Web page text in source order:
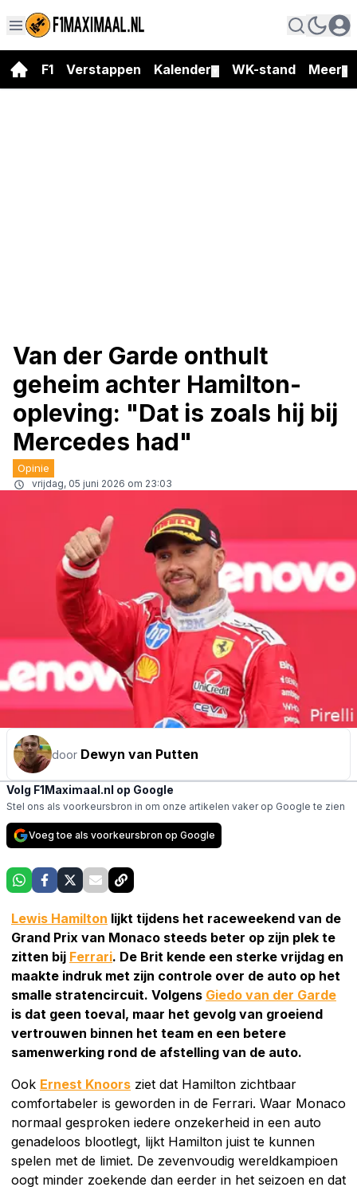
F1 Verstappen Kalender WK-stand Meer
Van der Garde onthult
geheim achter Hamilton-
opleving: "Dat is zoals hij bij
Mercedes had"
Opinie
vrijdag, 05 juni 2026 om 23:03
door Dewyn van Putten
Volg F1Maximaal.nl op Google
Stel ons als voorkeursbron in om onze artikelen vaker op Google te zien
Voeg toe als voorkeursbron op Google
Lewis Hamilton lijkt tijdens het raceweekend van de
Grand Prix van Monaco steeds beter op zijn plek te
zitten bij Ferrari. De Brit kende een sterke vrijdag en
maakte indruk met zijn controle over de auto op het
smalle stratencircuit. Volgens Giedo van der Garde
is dat geen toeval, maar het gevolg van groeiend
vertrouwen binnen het team en een betere
samenwerking rond de afstelling van de auto.
Ook Ernest Knoors ziet dat Hamilton zichtbaar
comfortabeler is geworden in de Ferrari. Waar Monaco
normaal gesproken iedere onzekerheid in een auto
genadeloos blootlegt, lijkt Hamilton juist te kunnen
spelen met de limiet. De zevenvoudig wereldkampioen
oogt minder zoekende dan eerder in het seizoen en dat